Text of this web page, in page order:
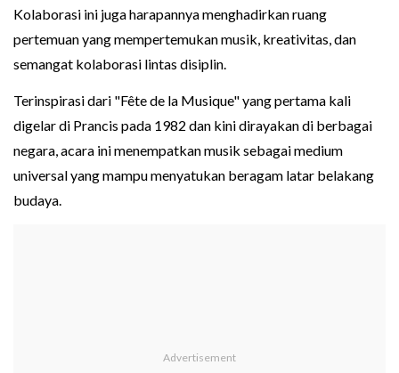
Kolaborasi ini juga harapannya menghadirkan ruang
pertemuan yang mempertemukan musik, kreativitas, dan
semangat kolaborasi lintas disiplin.
Terinspirasi dari "Fête de la Musique" yang pertama kali
digelar di Prancis pada 1982 dan kini dirayakan di berbagai
negara, acara ini menempatkan musik sebagai medium
universal yang mampu menyatukan beragam latar belakang
budaya.